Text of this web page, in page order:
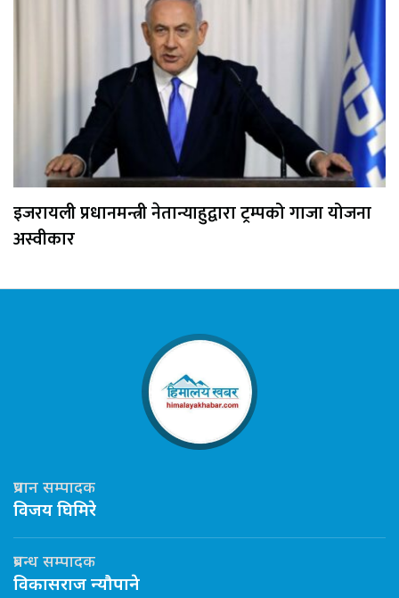
इजरायली प्रधानमन्त्री नेतान्याहुद्वारा ट्रम्पको गाजा योजना
अस्वीकार
प्रधान सम्पादक
विजय घिमिरे
प्रबन्ध सम्पादक
विकासराज न्यौपाने